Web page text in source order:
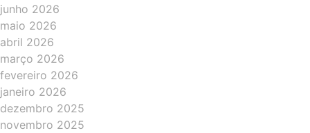
junho 2026
maio 2026
abril 2026
março 2026
fevereiro 2026
janeiro 2026
dezembro 2025
novembro 2025